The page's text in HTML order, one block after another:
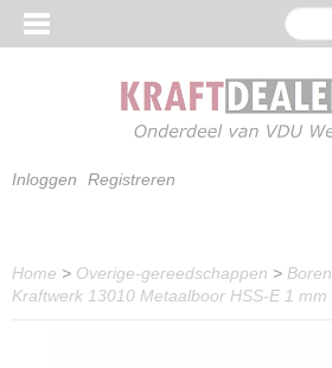
Inloggen Registreren
Home > Overige-gereedschappen > Boren
Kraftwerk 13010 Metaalboor HSS-E 1 mm